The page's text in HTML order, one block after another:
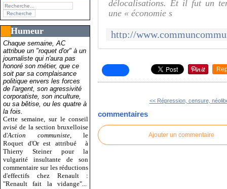
Humeur
Chaque semaine, AC
attribue un "roquet d'or" à un
journaliste qui n'aura pas
honoré son métier, que ce
soit par sa complaisance
politique envers les forces
de l'argent, son agressivité
corporatiste, son inculture,
ou sa bêtise, ou les quatre à
la fois.
Cette semaine, sur le conseil
avisé de la section bruxelloise
d'Action communiste , le
Roquet d'Or est attribué
à
Thierry Steiner pour la
vulgarité insultante de son
commentaire sur les réductions
d'effectifs chez Renault :
"Renault fait la vidange"...
délocalisations. Et il fut un
une « économie s
<< Répression, censure,
commentaires
Ajouter un commentaire